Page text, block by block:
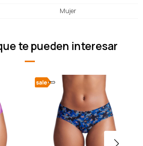
Mujer
te pueden interesar